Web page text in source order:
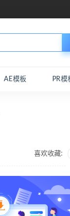
AE模板 PR模
喜欢收藏: